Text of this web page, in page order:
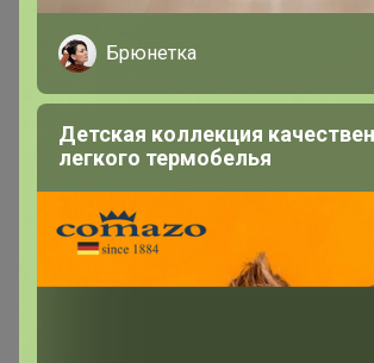
1 1
Друзья в клубе 1
Подпись
Брюнетка
Детская коллекция
легкого термобелья